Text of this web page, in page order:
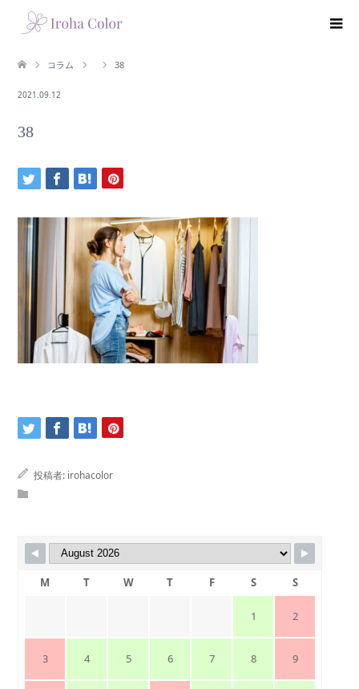
コラム 38
2021.09.12
38
投稿者: irohacolor
M T W T F S S
1 2
3 4 5 6 7 8 9